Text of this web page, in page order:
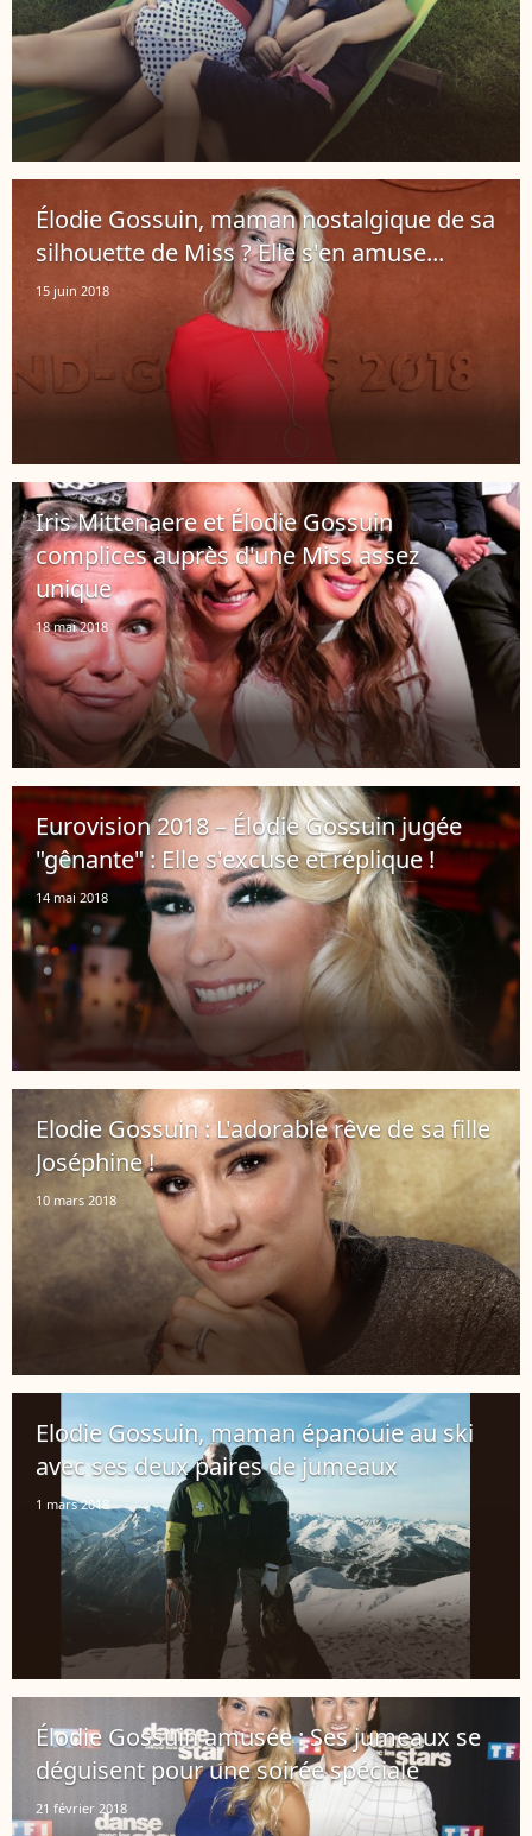
Élodie Gossuin, maman nostalgique de sa
silhouette de Miss ? Elle s'en amuse...
15 juin 2018
Iris Mittenaere et Élodie Gossuin
complices auprès d'une Miss assez
unique
18 mai 2018
Eurovision 2018 – Élodie Gossuin jugée
"gênante" : Elle s'excuse et réplique !
14 mai 2018
Elodie Gossuin : L'adorable rêve de sa fille
Joséphine !
10 mars 2018
Elodie Gossuin, maman épanouie au ski
avec ses deux paires de jumeaux
1 mars 2018
Élodie Gossuin amusée : Ses jumeaux se
déguisent pour une soirée spéciale
21 février 2018